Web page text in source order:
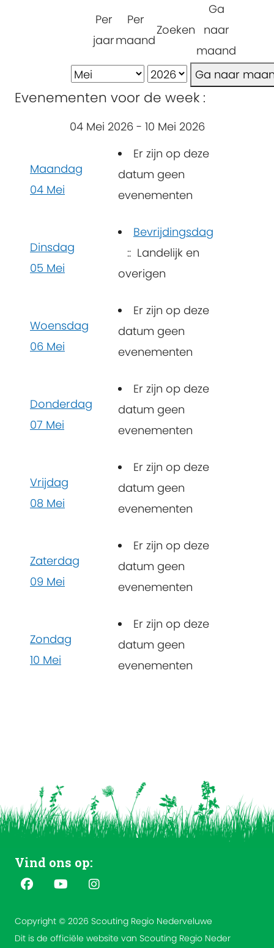
Per
jaar
Per
maand
Zoeken
Ga
naar
maand
Ga naar
Evenementen voor de week :
04 Mei 2026 - 10 Mei 2026
Maandag
04 Mei
Er zijn op deze
datum geen
evenementen
Dinsdag
05 Mei
Bevrijdingsdag
:: Landelijk en
overigen
Woensdag
06 Mei
Er zijn op deze
datum geen
evenementen
Donderdag
07 Mei
Er zijn op deze
datum geen
evenementen
Vrijdag
08 Mei
Er zijn op deze
datum geen
evenementen
Zaterdag
09 Mei
Er zijn op deze
datum geen
evenementen
Zondag
10 Mei
Er zijn op deze
datum geen
evenementen
Vind ons op:
Copyright © 2026 Scouting Regio Nederveluwe
Dit is de officiële website van Scouting Regio Neder